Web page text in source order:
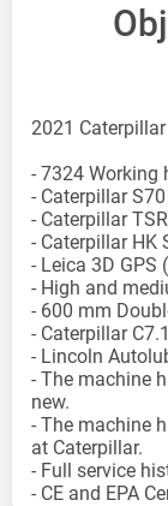
2021
- 7324 Working
- Caterpillar
- Caterpillar
- Caterpillar HK
- Leica 3D GPS
- High and
- 600 mm
- Caterpillar
- Lincoln
- The machine
new.
- The machine
at Caterpillar.
- Full service
- CE and EPA